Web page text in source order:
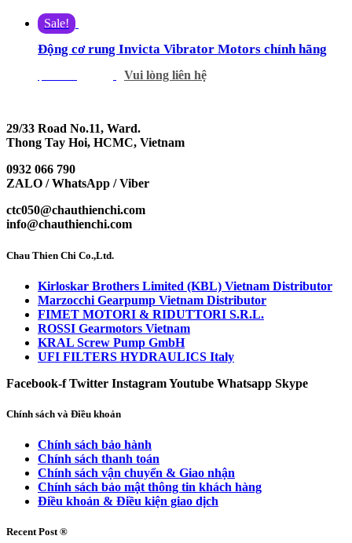
Sale!
Động cơ rung Invicta Vibrator Motors chính hãng
Vui lòng liên hệ
29/33 Road No.11, Ward.
Thong Tay Hoi, HCMC, Vietnam
0932 066 790
ZALO / WhatsApp / Viber
ctc050@chauthienchi.com
info@chauthienchi.com
Chau Thien Chi Co.,Ltd.
Kirloskar Brothers Limited (KBL) Vietnam Distributor
Marzocchi Gearpump Vietnam Distributor
FIMET MOTORI & RIDUTTORI S.R.L.
ROSSI Gearmotors Vietnam
KRAL Screw Pump GmbH
UFI FILTERS HYDRAULICS Italy
Facebook-f Twitter InstagramYoutube Whatsapp Skype
Chính sách và Điều khoản
Chính sách bảo hành
Chính sách thanh toán
Chính sách vận chuyển & Giao nhận
Chính sách bảo mật thông tin khách hàng
Điều khoản & Điều kiện giao dịch
Recent Post ®